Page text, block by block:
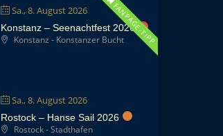
Sa., 8. August 2026 FANPAGE-TIPP
Konstanz – Seenachtfest 2026
Konstanz - Konstanzer Bucht
Sa., 8. August 2026
Rostock – Hanse Sail 2026
Rostock - Stadthafen